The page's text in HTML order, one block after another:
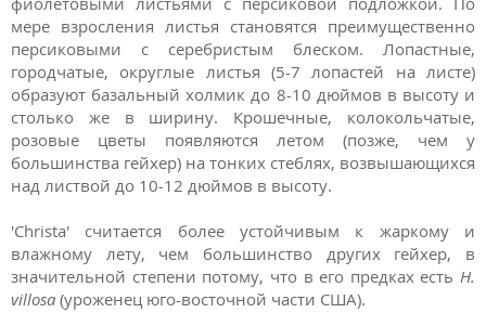
мере взросления листья становятся преимущественно
персиковыми с серебристым блеском. Лопастные,
городчатые, округлые листья (5-7 лопастей на листе)
образуют базальный холмик до 8-10 дюймов в высоту и
столько же в ширину. Крошечные, колокольчатые,
розовые цветы появляются летом (позже, чем у
большинства гейхер) на тонких стеблях, возвышающихся
над листвой до 10-12 дюймов в высоту.
'Christa' считается более устойчивым к жаркому и
влажному лету, чем большинство других гейхер, в
значительной степени потому, что в его предках есть H.
villosa (уроженец юго-восточной части США).